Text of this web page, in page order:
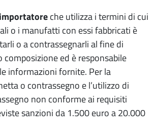
che utilizza i termini di cui
o i manufatti con essi fabbricati è
o a contrassegnarli al fine di
ed è responsabile
informazioni fornite. Per la
o contrassegno e l’utilizzo di
non conforme ai requisiti
sanzioni da 1.500 euro a 20.000